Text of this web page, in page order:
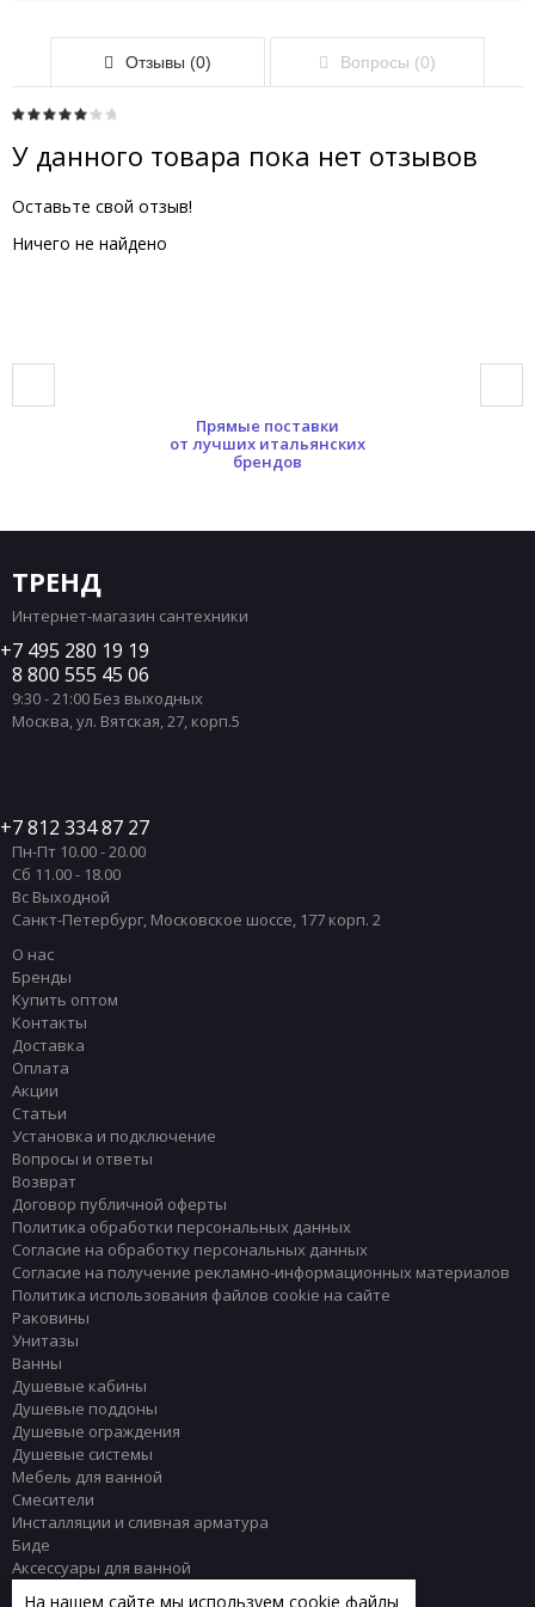
Отзывы (0) Вопросы (0)
У данного товара пока нет отзывов
Оставьте свой отзыв!
Ничего не найдено
Прямые поставки
от лучших итальянских
брендов
ТРЕНД
Интернет-магазин сантехники
7 495 280 19 19
8 800 555 45 06
9:30 - 21:00 Без выходных
Москва,ул. Вятская, 27, корп.5
7 812 334 87 27
Пн-Пт 10.00 - 20.00
Сб 11.00 - 18.00
Вс Выходной
Санкт-Петербург, Московское шоссе, 177 корп. 2
О нас
Бренды
Купить оптом
Контакты
Доставка
Оплата
Акции
Статьи
Установка и подключение
Вопросы и ответы
Возврат
Договор публичной оферты
Политика обработки персональных данных
Согласие на обработку персональных данных
Согласие на получение рекламно-информационных материалов
Политика использования файлов cookie на сайте
Раковины
Унитазы
Ванны
Душевые кабины
Душевые поддоны
Душевые ограждения
Душевые системы
Мебель для ванной
Смесители
Инсталляции и сливная арматура
Биде
Аксессуары для ванной
На нашем сайте мы используем cookie файлы